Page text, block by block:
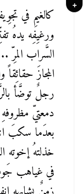
+
كالغيمِ في
ورغيِفِه يدهُ
السَّراب المرِّ
المجازَ
رجلٌ توضَّأ
دمعتيّ
بعدَما سكبَ
خذلتهُ إخوته
في غياهب